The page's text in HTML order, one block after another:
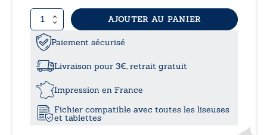
quantité
de
L’Inatteignable
AJOUTER AU PANIER
Paiement sécurisé
Livraison pour 3€, retrait gratuit
Impression en France
Fichier compatible avec toutes les liseuses
et tablettes